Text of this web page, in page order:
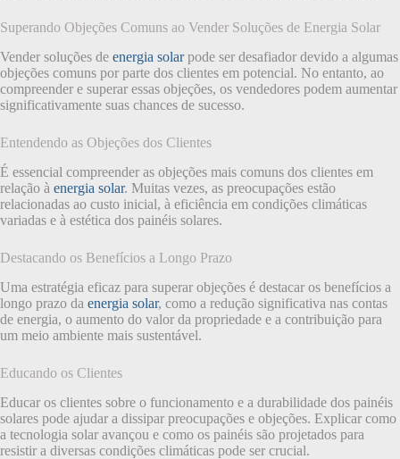
Superando Objeções Comuns ao Vender Soluções de Energia Solar
Vender soluções de energia solarpode ser desafiador devido a algumas
objeções comuns por parte dos clientes em potencial. No entanto, ao
compreender e superar essas objeções, os vendedores podem aumentar
significativamente suas chances de sucesso.
Entendendo as Objeções dos Clientes
É essencial compreender as objeções mais comuns dos clientes em
relação à energia solar. Muitas vezes, as preocupações estão
relacionadas ao custo inicial, à eficiência em condições climáticas
variadas e à estética dos painéis solares.
Destacando os Benefícios a Longo Prazo
Uma estratégia eficaz para superar objeções é destacar os benefícios a
longo prazo da energia solar, como a redução significativa nas contas
de energia, o aumento do valor da propriedade e a contribuição para
um meio ambiente mais sustentável.
Educando os Clientes
Educar os clientes sobre o funcionamento e a durabilidade dos painéis
solares pode ajudar a dissipar preocupações e objeções. Explicar como
a tecnologia solar avançou e como os painéis são projetados para
resistir a diversas condições climáticas pode ser crucial.